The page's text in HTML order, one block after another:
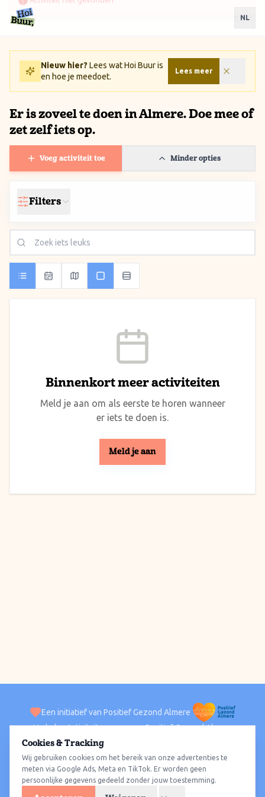
Ga naar inhoud / Skip to content
NL
Nieuw hier? Lees wat Hoi Buur is
en hoe je meedoet.
Lees meer
Er is zoveel te doen in Almere. Doe mee of
zet zelf iets op.
Voeg activiteit toe Minder opties
Filters
Binnenkort meer activiteiten
Meld je aan om als eerste te horen wanneer
er iets te doen is.
Meld je aan
Een initiatief van Positief Gezond Almere
VerhalenActiviteiten Positief Gezond Almere
ACTIVITEITEN PER WIJK
Alle wijkenAlmere HavenAlmere StadAlmere BuitenAlmere Poort
Almere HoutAlmere OosterwoldWat te doen
Cookies & Tracking
Wij gebruiken cookies om het bereik van onze advertenties te
meten via Google Ads, Meta en TikTok. Er worden geen
persoonlijke gegevens gedeeld zonder jouw toestemming.